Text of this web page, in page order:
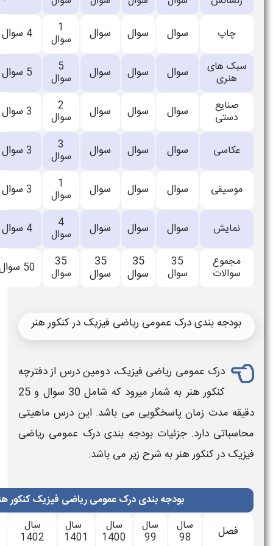
سوال سوال 4سوال 3سوال اعلام
نشده
سوال سوال 5سوال 5سوال اعلام
نشده
سوال سوال 3سوال 2سوال اعلام
نشده
سوال سوال 3سوال 2سوال اعلام
نشده
سوال سوال 3سوال 3سوال اعلام
نشده
سوال سوال 4سوال 4سوال اعلام
نشده
35
سوال
35
سوال 50سوال 50
سوال
اعلام
نشده
ریاضی فیزیک در کنکور هنر
فیزیک، دومین درس از دفترچه
که شامل 30 سوال
و 25
می باشد. این درس ماهیتی
بندیدرک عمومی ریاضی
زیر می باشد:
درک عمومی ریاضی فیزیک کنکور هنر
سال
1400
سال
1401
سال
1402
سال
1403
سال
1404